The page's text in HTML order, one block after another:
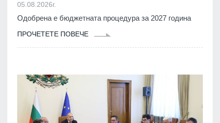
05.08.2026г.
Одобрена е бюджетната процедура за 2027 година
ПРОЧЕТЕТЕ ПОВЕЧЕ